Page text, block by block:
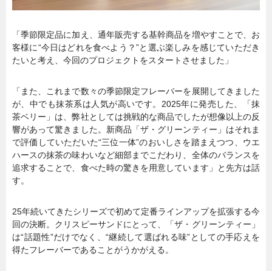
「季節限定品に加え、通年販売する基幹商品を増やすことで、お
客様に“今日はどれを食べよう？”と選ぶ楽しみを感じていただき
たいと考え、今回のプロジェクトをスタートさせました」
「また、これまで数々の季節限定フレーバーを展開してきました
が、中でも抹茶系は人気が高いです。2025年に発売した、「抹
茶ベリー」は、弊社としては挑戦的な商品でしたが想像以上の反
響があって驚きました。新商品「ザ・グリーンティー」はそれま
で評価していただいた“三位一体”のおいしさを踏まえつつ、ウエ
ハースの抹茶の味わいなど細部までこだわり、全体のバランスを
追求することで、食べた時の驚きを用意しています」と先方は話
す。
25年続いてきたシリーズで初めて定番ラインアップを拡張する今
回の決断。クリスピーサンドにとって、「ザ・グリーンティー」
は“話題性”だけでなく、“継続して選ばれる味”としての手応えを
得たフレーバーであることがうかがえる。